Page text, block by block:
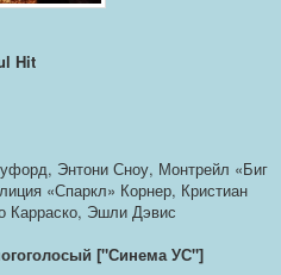
Hit
Энтони Сноу, Монтрейл «Биг
«Спаркл» Корнер, Кристиан
Карраско, Эшли Дэвис
["Синема УС"]